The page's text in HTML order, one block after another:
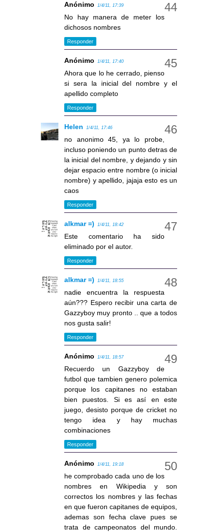
Anónimo 1/4/11, 17:39
No hay manera de meter los
dichosos nombres
Responder
Anónimo 1/4/11, 17:40
Ahora que lo he cerrado, pienso
si sera la inicial del nombre y el
apellido completo
Responder
Helen 1/4/11, 17:46
no anonimo 45, ya lo probe,
incluso poniendo un punto detras de
la inicial del nombre, y dejando y sin
dejar espacio entre nombre (o inicial
nombre) y apellido, jajaja esto es un
caos
Responder
alkmar =) 1/4/11, 18:42
Este comentario ha sido
eliminado por el autor.
Responder
alkmar =) 1/4/11, 18:55
nadie encuentra la respuesta
aún??? Espero recibir una carta de
Gazzyboy muy pronto .. que a todos
nos gusta salir!
Responder
Anónimo 1/4/11, 18:57
Recuerdo un Gazzyboy de
futbol que tambien genero polemica
porque los capitanes no estaban
bien puestos. Si es así en este
juego, desisto porque de cricket no
tengo idea y hay muchas
combinaciones
Responder
Anónimo 1/4/11, 19:18
he comprobado cada uno de los
nombres en Wikipedia y son
correctos los nombres y las fechas
en que fueron capitanes de equipos,
ademas son fecha clave pues se
trata de campeonatos del mundo.